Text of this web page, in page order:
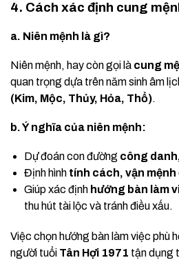
4. Cách xác định cung
a. Niên mệnh là gì?
Niên mệnh, hay còn gọi là cung
quan trọng dựa trên năm sinh âm
(Kim, Mộc, Thủy, Hỏa, Thổ).
b. Ý nghĩa của niên mệnh:
Dự đoán con đường công
Định hình tính cách, vận mệnh
Giúp xác định hướng bàn làm
thu hút tài lộc và tránh điều xấu.
Việc chọn hướng bàn làm việc phù
người tuổi Tân Hợi 1971 tận dụng